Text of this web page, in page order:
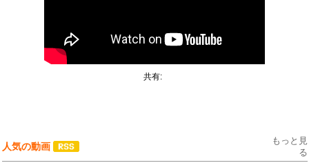
共有:
人気の動画
もっと見
る